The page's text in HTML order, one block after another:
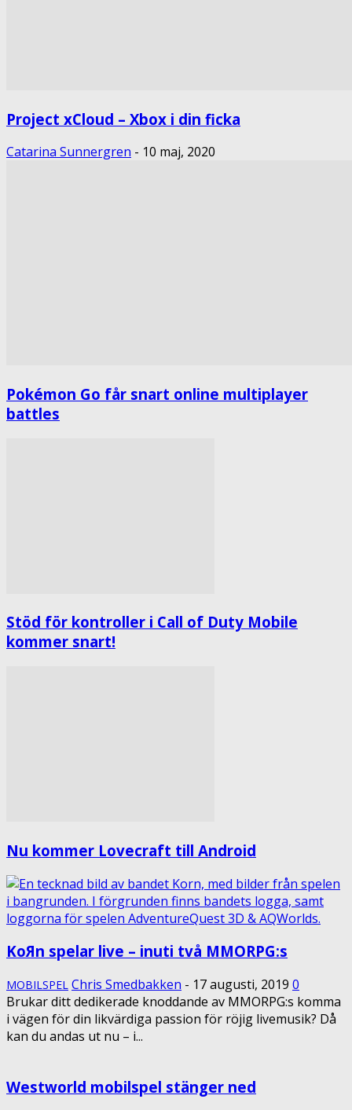
Project xCloud – Xbox i din ficka
Catarina Sunnergren - 10 maj, 2020
Pokémon Go får snart online multiplayer
battles
Stöd för kontroller i Call of Duty Mobile
kommer snart!
Nu kommer Lovecraft till Android
KoЯn spelar live – inuti två MMORPG:s
MOBILSPEL Chris Smedbakken - 17 augusti, 2019 0
Brukar ditt dedikerade knoddande av MMORPG:s komma
i vägen för din likvärdiga passion för röjig livemusik? Då
kan du andas ut nu – i...
Westworld mobilspel stänger ned